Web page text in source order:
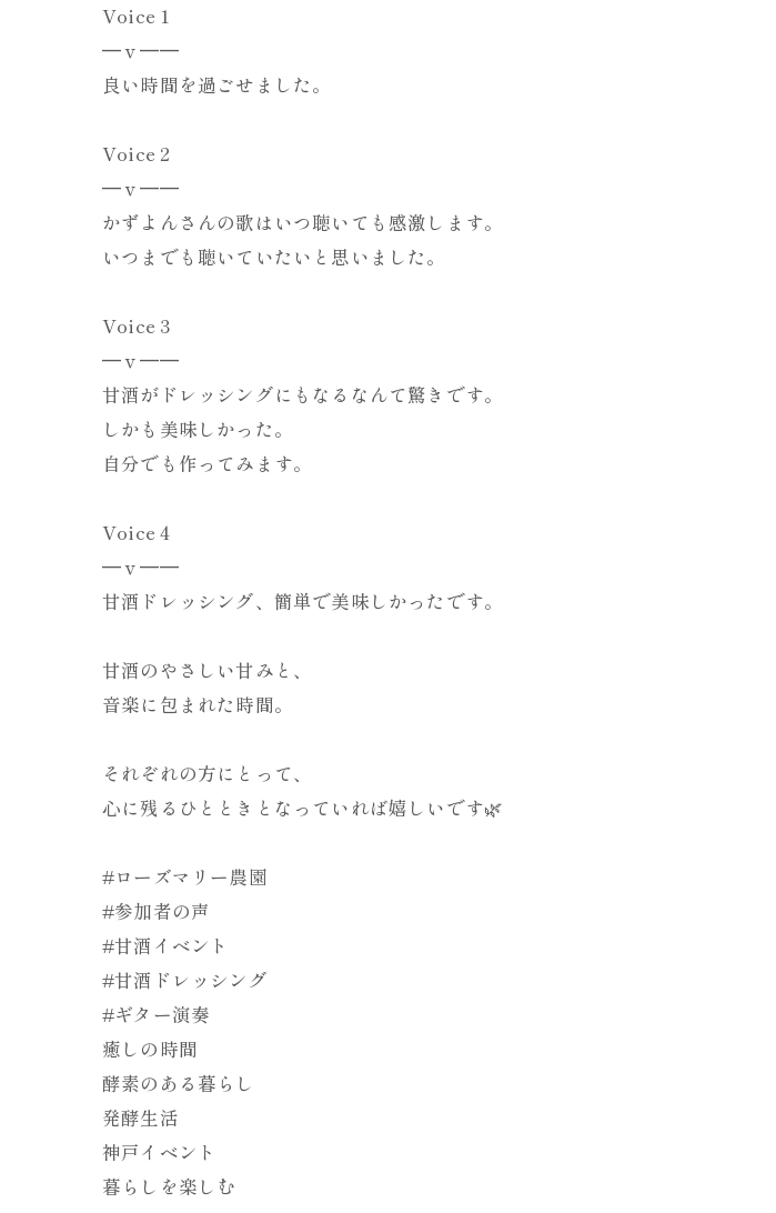
Voice 1
━ｖ━━
良い時間を過ごせました。
Voice 2
━ｖ━━
かずよんさんの歌はいつ聴いても感激します。
いつまでも聴いていたいと思いました。
Voice 3
━ｖ━━
甘酒がドレッシングにもなるなんて驚きです。
しかも美味しかった。
自分でも作ってみます。
Voice 4
━ｖ━━
甘酒ドレッシング、簡単で美味しかったです。
甘酒のやさしい甘みと、
音楽に包まれた時間。
それぞれの方にとって、
心に残るひとときとなっていれば嬉しいです🌿
#ローズマリー農園
#参加者の声
#甘酒イベント
#甘酒ドレッシング
#ギター演奏
癒しの時間
酵素のある暮らし
発酵生活
神戸イベント
暮らしを楽しむ